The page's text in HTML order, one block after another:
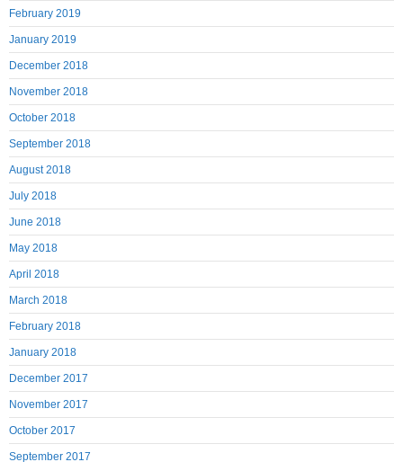
February 2019
January 2019
December 2018
November 2018
October 2018
September 2018
August 2018
July 2018
June 2018
May 2018
April 2018
March 2018
February 2018
January 2018
December 2017
November 2017
October 2017
September 2017